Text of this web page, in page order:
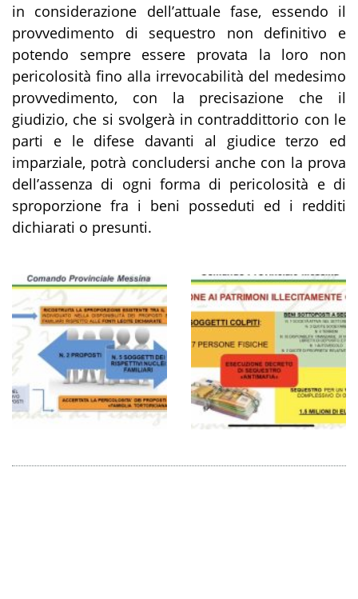
in considerazione dell’attuale fase, essendo il
provvedimento di sequestro non definitivo e
potendo sempre essere provata la loro non
pericolosità fino alla irrevocabilità del medesimo
provvedimento, con la precisazione che il
giudizio, che si svolgerà in contraddittorio con le
parti e le difese davanti al giudice terzo ed
imparziale, potrà concludersi anche con la prova
dell’assenza di ogni forma di pericolosità e di
sproporzione fra i beni posseduti ed i redditi
dichiarati o presunti.